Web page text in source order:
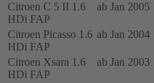
Citroen C 5 II 1.6
HDi FAP
ab Jan 2005
Citroen Picasso 1.6
HDi FAP
ab Jan 2004
Citroen Xsara 1.6
HDi FAP
ab Jan 2003